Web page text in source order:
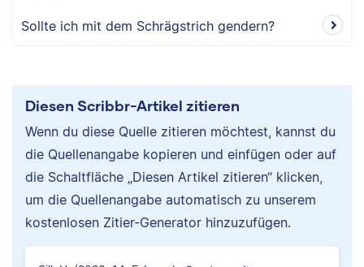
Sollte ich mit dem Schrägstrich gendern?
Diesen Scribbr-Artikel zitieren
Wenn du diese Quelle zitieren möchtest, kannst du
die Quellenangabe kopieren und einfügen oder auf
die Schaltfläche „Diesen Artikel zitieren“ klicken,
um die Quellenangabe automatisch zu unserem
kostenlosen Zitier-Generator hinzuzufügen.